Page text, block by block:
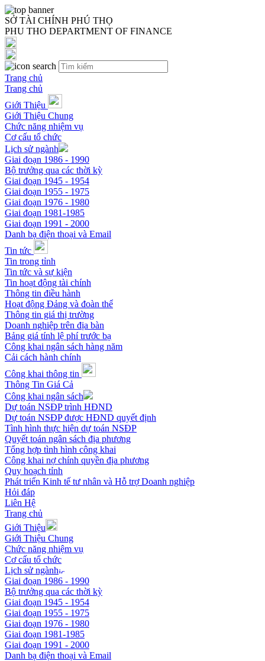
SỞ TÀI CHÍNH PHÚ THỌ
PHU THO DEPARTMENT OF FINANCE
Trang chủ
Trang chủ
Giới Thiệu
Giới Thiệu Chung
Chức năng nhiệm vụ
Cơ cấu tổ chức
Lịch sử ngành
Giai đoạn 1986 - 1990
Bộ trưởng qua các thời kỳ
Giai đoạn 1945 - 1954
Giai đoạn 1955 - 1975
Giai đoạn 1976 - 1980
Giai đoạn 1981-1985
Giai đoạn 1991 - 2000
Danh bạ điện thoại và Email
Tin tức
Tin trong tỉnh
Tin tức và sự kiện
Tin hoạt động tài chính
Thông tin điều hành
Hoạt động Đảng và đoàn thể
Thông tin giá thị trường
Doanh nghiệp trên địa bàn
Bảng giá tính lệ phí trước bạ
Công khai ngân sách hàng năm
Cải cách hành chính
Công khai thông tin
Thông Tin Giá Cả
Công khai ngân sách
Dự toán NSĐP trình HĐND
Dự toán NSĐP được HĐND quyết định
Tình hình thực hiện dự toán NSĐP
Quyết toán ngân sách địa phương
Tổng hợp tình hình công khai
Công khai nợ chính quyền địa phương
Quy hoạch tỉnh
Phát triển Kinh tế tư nhân và Hỗ trợ Doanh nghiệp
Hỏi đáp
Liên Hệ
Trang chủ
Giới Thiệu
Giới Thiệu Chung
Chức năng nhiệm vụ
Cơ cấu tổ chức
Lịch sử ngành
Giai đoạn 1986 - 1990
Bộ trưởng qua các thời kỳ
Giai đoạn 1945 - 1954
Giai đoạn 1955 - 1975
Giai đoạn 1976 - 1980
Giai đoạn 1981-1985
Giai đoạn 1991 - 2000
Danh bạ điện thoại và Email